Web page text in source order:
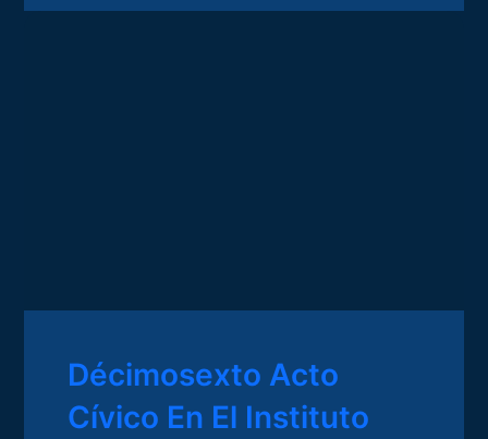
Décimosexto Acto
Cívico En El Instituto